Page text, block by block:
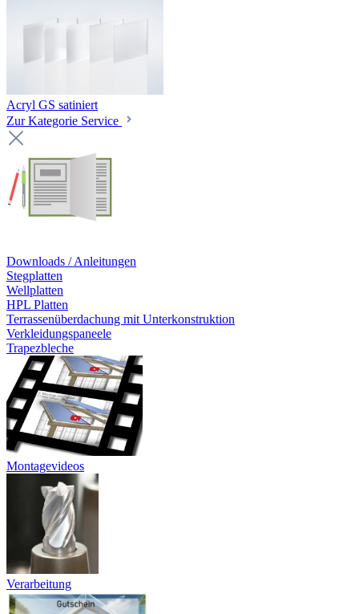
Acryl GS satiniert
Zur Kategorie Service
Downloads / Anleitungen
Stegplatten
Wellplatten
HPL Platten
Terrassenüberdachung mit Unterkonstruktion
Verkleidungspaneele
Trapezbleche
Montagevideos
Verarbeitung